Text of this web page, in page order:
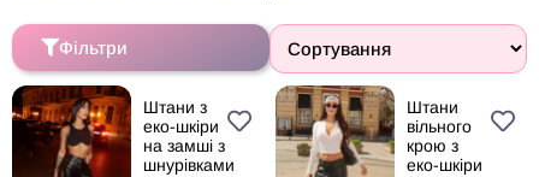
Фільтри
Штани з
еко-шкіри
на замші з
шнурівками
Штани
вільного
крою з
еко-шкіри